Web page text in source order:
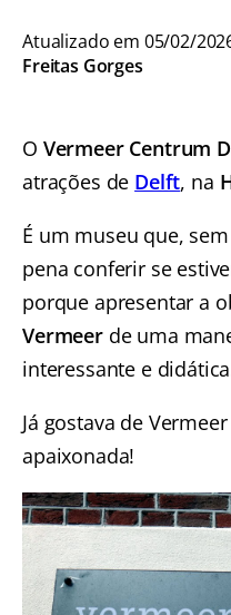
Atualizado em 05/02/
Freitas Gorges
O Vermeer Centrum
atrações de Delft, na
É um museu que,
pena conferir se
porque apresentar a
Vermeerde uma
interessante e
Já gostava de
apaixonada!